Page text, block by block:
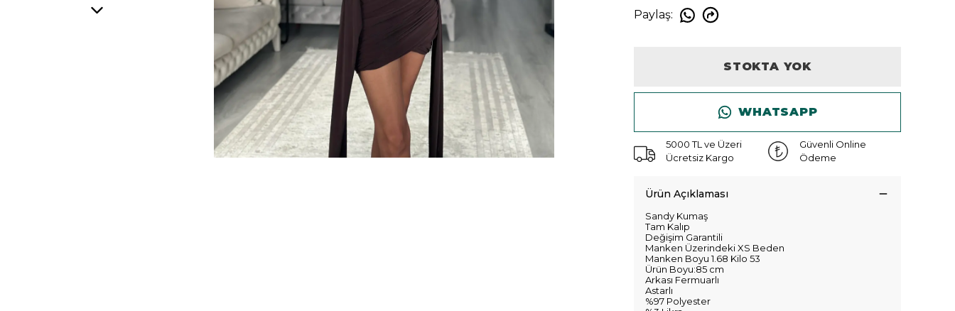
Paylaş:
STOKTA YOK
WHATSAPP
5000 TL ve Üzeri
Ücretsiz Kargo
Güvenli Online
Ödeme
Ürün Açıklaması
Sandy Kumaş
Tam Kalıp
Değişim Garantili
Manken Üzerindeki XS Beden
Manken Boyu 1.68 Kilo 53
Ürün Boyu:85 cm
Arkası Fermuarlı
Astarlı
%97 Polyester